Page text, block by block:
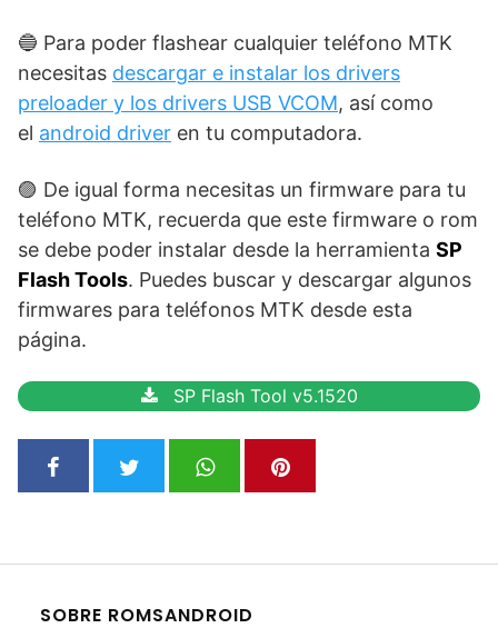
🔵 Para poder flashear cualquier teléfono MTK
necesitas descargar e instalar los drivers
preloader y los drivers USB VCOM, así como
el android driver en tu computadora.
🟣 De igual forma necesitas un firmware para tu
teléfono MTK, recuerda que este firmware o rom
se debe poder instalar desde la herramienta SP
Flash Tools. Puedes buscar y descargar algunos
firmwares para teléfonos MTK desde esta
página.
SP Flash Tool v5.1520
SOBRE ROMSANDROID